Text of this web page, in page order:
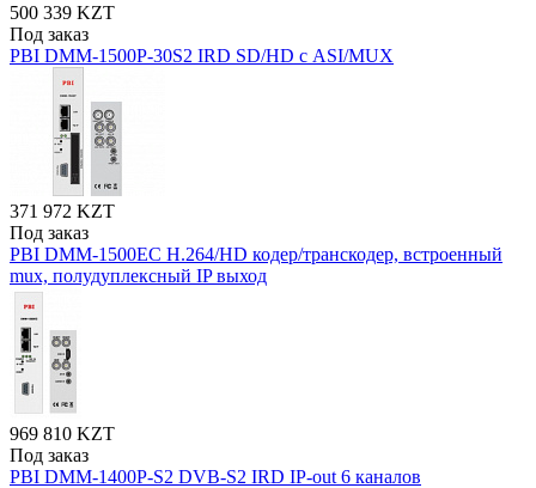
500 339 KZT
Под заказ
PBI DMM-1500P-30S2 IRD SD/HD с ASI/MUX
371 972 KZT
Под заказ
PBI DMM-1500EC H.264/HD кодер/транскодер, встроенный
mux, полудуплексный IP выход
969 810 KZT
Под заказ
PBI DMM-1400P-S2 DVB-S2 IRD IP-out 6 каналов